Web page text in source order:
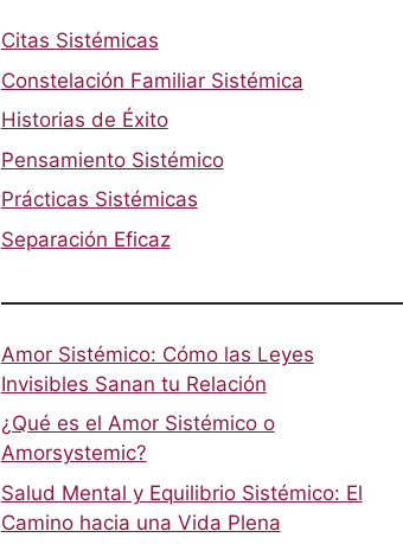
Citas Sistémicas
Constelación Familiar Sistémica
Historias de Éxito
Pensamiento Sistémico
Prácticas Sistémicas
Separación Eficaz
Amor Sistémico: Cómo las Leyes
Invisibles Sanan tu Relación
¿Qué es el Amor Sistémico o
Amorsystemic?
Salud Mental y Equilibrio Sistémico: El
Camino hacia una Vida Plena